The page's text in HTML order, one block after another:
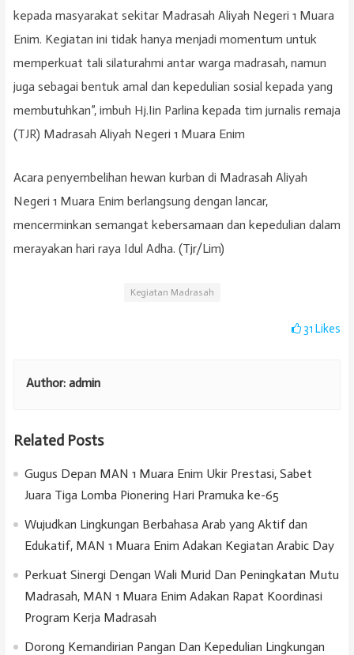
kepada masyarakat sekitar Madrasah Aliyah Negeri 1 Muara
Enim. Kegiatan ini tidak hanya menjadi momentum untuk
memperkuat tali silaturahmi antar warga madrasah, namun
juga sebagai bentuk amal dan kepedulian sosial kepada yang
membutuhkan”, imbuh Hj.Iin Parlina kepada tim jurnalis remaja
(TJR) Madrasah Aliyah Negeri 1 Muara Enim
Acara penyembelihan hewan kurban di Madrasah Aliyah
Negeri 1 Muara Enim berlangsung dengan lancar,
mencerminkan semangat kebersamaan dan kepedulian dalam
merayakan hari raya Idul Adha. (Tjr/Lim)
Kegiatan Madrasah
31Likes
Author: admin
Related Posts
Gugus Depan MAN 1 Muara Enim Ukir Prestasi, Sabet
Juara Tiga Lomba Pionering Hari Pramuka ke-65
Wujudkan Lingkungan Berbahasa Arab yang Aktif dan
Edukatif, MAN 1 Muara Enim Adakan Kegiatan Arabic Day
Perkuat Sinergi Dengan Wali Murid Dan Peningkatan Mutu
Madrasah, MAN 1 Muara Enim Adakan Rapat Koordinasi
Program Kerja Madrasah
Dorong Kemandirian Pangan Dan Kepedulian Lingkungan